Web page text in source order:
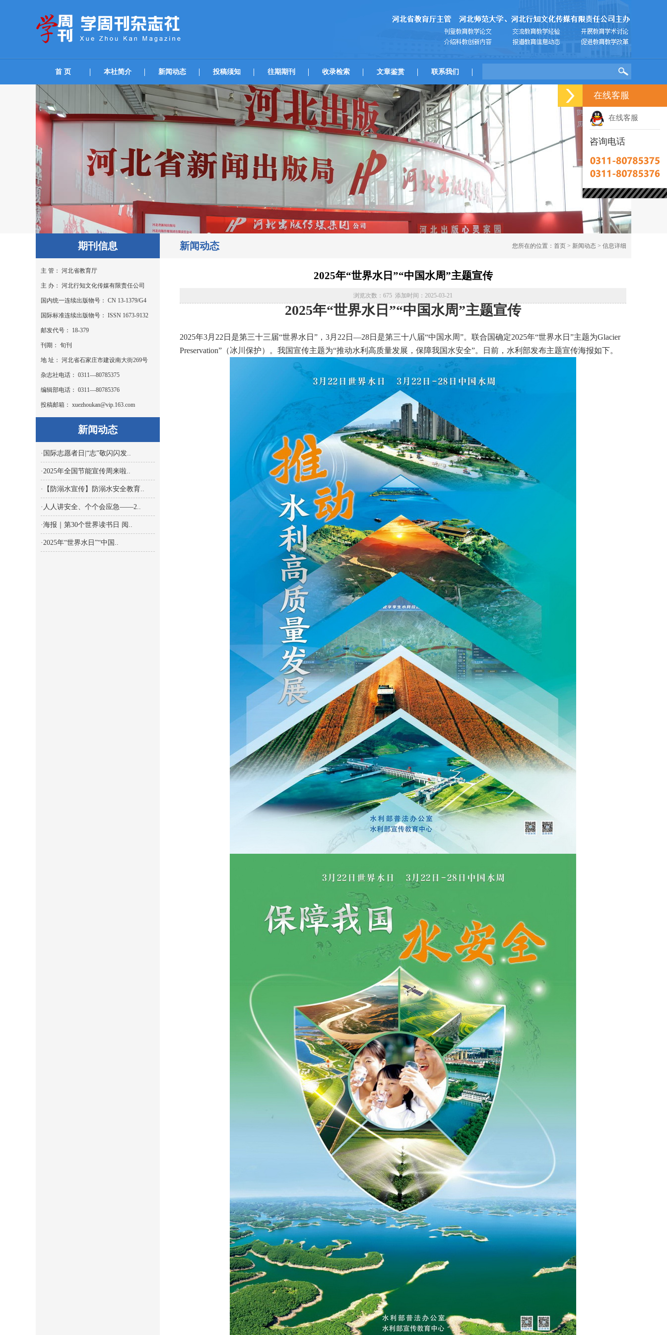
首 页 本社简介 新闻动态 投稿须知 往期期刊 收录检索 文章鉴赏 联系我们
期刊信息
主 管： 河北省教育厅
主 办： 河北行知文化传媒有限责任公司
国内统一连续出版物号： CN 13-1379/G4
国际标准连续出版物号： ISSN 1673-9132
邮发代号： 18-379
刊期： 旬刊
地 址： 河北省石家庄市建设南大街269号
杂志社电话： 0311—80785375
编辑部电话： 0311—80785376
投稿邮箱： xuezhoukan@vip.163.com
新闻动态
·国际志愿者日|“志”敬闪闪发..
·2025年全国节能宣传周来啦..
·【防溺水宣传】防溺水安全教育..
·人人讲安全、个个会应急——2..
·海报｜第30个世界读书日 阅..
·2025年“世界水日”“中国..
新闻动态 您所在的位置： 首页 > 新闻动态 > 信息详细
2025年“世界水日”“中国水周”主题宣传
浏览次数：675 添加时间：2025-03-21
2025年“世界水日”“中国水周”主题宣传
2025年3月22日是第三十三届“世界水日”，3月22日—28日是第三十八届“中国水周”。联合国确定2025年“世界水日”主题为Glacier
Preservation”（冰川保护）。我国宣传主题为“推动水利高质量发展，保障我国水安全”。日前，水利部发布主题宣传海报如下。
在线客服
在线客服
咨询电话